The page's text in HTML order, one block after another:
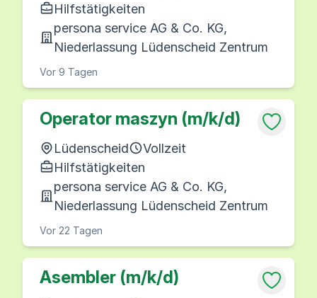
Hilfstätigkeiten
persona service AG & Co. KG,
Niederlassung Lüdenscheid Zentrum
Vor 9 Tagen
Operator maszyn (m/k/d)
Lüdenscheid
Vollzeit
Hilfstätigkeiten
persona service AG & Co. KG,
Niederlassung Lüdenscheid Zentrum
Vor 22 Tagen
Asembler (m/k/d)